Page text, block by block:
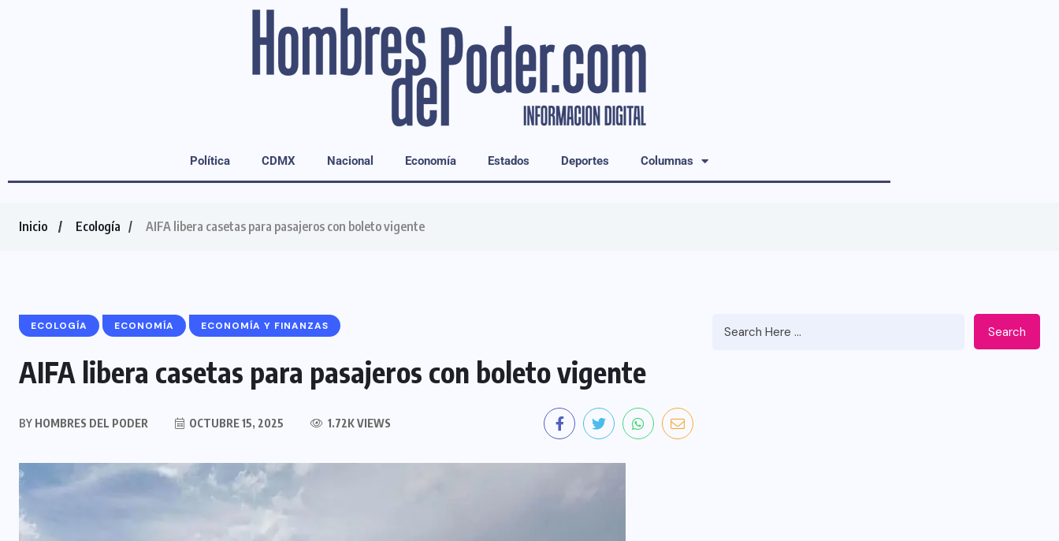
Política CDMX Nacional Economía Estados Deportes Columnas
Inicio Ecología AIFA libera casetas para pasajeros con boleto vigente
ECOLOGÍA ECONOMÍA ECONOMÍA Y FINANZAS
AIFA libera casetas para pasajeros con boleto vigente
BY HOMBRES DEL PODER OCTUBRE 15, 2025 1.72K VIEWS
Search